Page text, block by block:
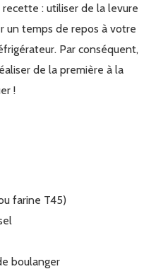
un temps de repos à votre
Par conséquent,
de la première à la
!
farine T45)
boulanger